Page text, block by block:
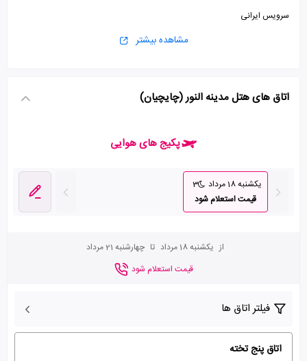
سرویس ایرانی
مشاهده بیشتر
اتاق های هتل مدینه النور (چایچیان)
پکیج های هوایی
یکشنبه 18 مرداد
3
قیمت استعلام شود
از یکشنبه 18 مرداد تا چهارشنبه 21 مرداد
قیمت استعلام شود
فیلتر اتاق ها
اتاق پنج تخته